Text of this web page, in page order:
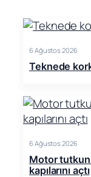
6 Ağustos 2026
Teknede
6 Ağustos 2026
Motor
kapılarını açtı